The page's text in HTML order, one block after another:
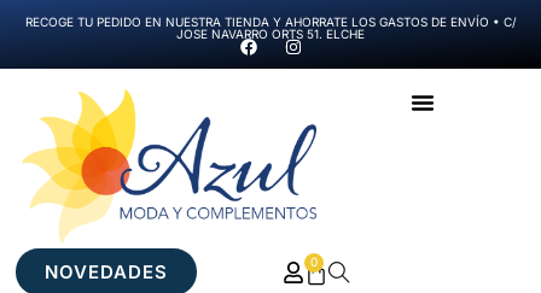
RECOGE TU PEDIDO EN NUESTRA TIENDA Y AHORRATE LOS GASTOS DE ENVÍO • C/
JOSE NAVARRO ORTS 51. ELCHE
NOVEDADES 0